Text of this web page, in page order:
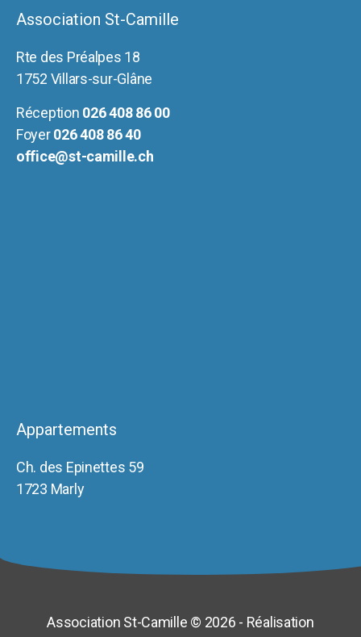
Association St-Camille
Rte des Préalpes 18
1752 Villars-sur-Glâne
Réception 026 408 86 00
Foyer026 408 86 40
office@st-camille.ch
Appartements
Ch. des Epinettes 59
1723 Marly
Association St-Camille © 2026 - Réalisation